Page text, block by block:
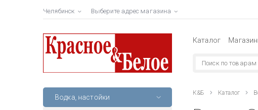
Челябинск Выберите адрес магазина
Каталог
Водка, настойки
К&Б Каталог